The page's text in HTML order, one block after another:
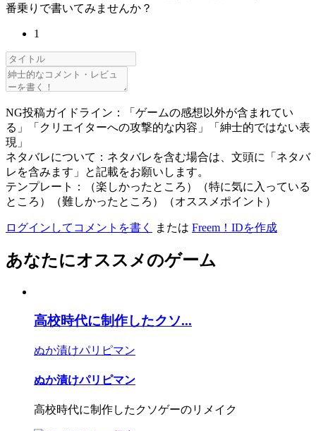
番乗りで書いてみませんか？
1
NG投稿ガイドライン：「ゲームの感想以外が含まれてい
る」「クリエイターへの攻撃的な内容」「紳士的ではない表
現」
ネタバレについて：ネタバレを含む場合は、文頭に「ネタバ
レを含みます」と記載をお願いします。
テンプレート：（楽しかったところ）（特に気に入っている
ところ）（難しかったところ）（オススメポイント）
ログインしてコメントを書く または Freem！IDを作成
あなたにオススメのゲーム
高校時代に制作したクソ...
ぬか漬けパリピマン
ぬか漬けパリピマン
高校時代に制作したクソゲーのリメイク